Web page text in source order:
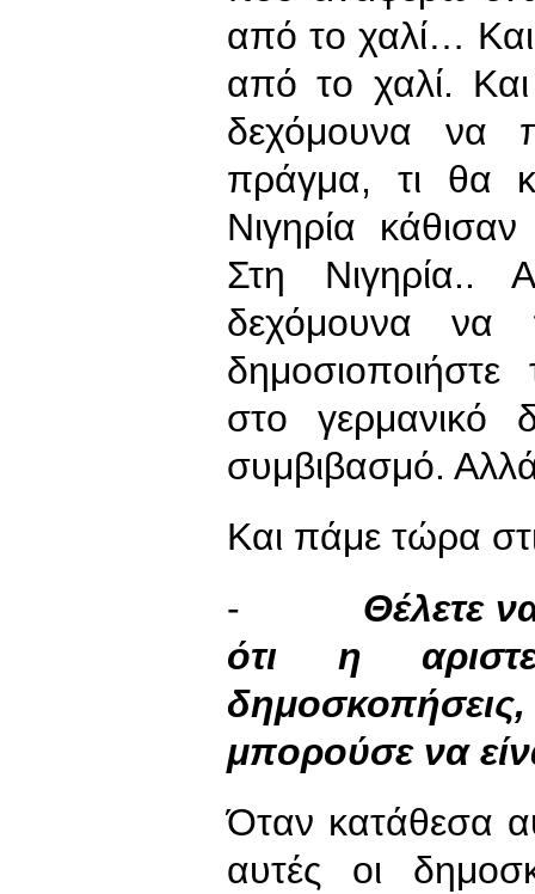
από το χαλί… Και
από το χαλί.
δεχόμουνα να
πράγμα, τι θα
Νιγηρία
Στη
δεχόμουνα
στο γερμανικό
συμβιβασμό.
Και πάμε τώρα
- Θέλετε
ότι η
μπορούσε να
Όταν κατάθεσα
αυτές οι